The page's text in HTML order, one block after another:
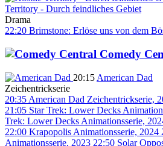
Territory - Durch feindliches Gebiet
Drama
22:20 Brimstone: Erlöse uns von dem
Comedy
20:15 American Dad
Zeichentrickserie
20:35 American Dad Zeichentrickserie,
21:05 Star Trek: Lower Decks
Trek: Lower Decks Animationsserie,
22:00 Krapopolis Animationsserie, 2024
Animationsserie, 2023 22:50 Solar